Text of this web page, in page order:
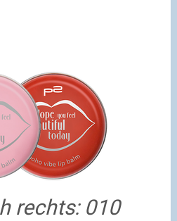
rechts: 010